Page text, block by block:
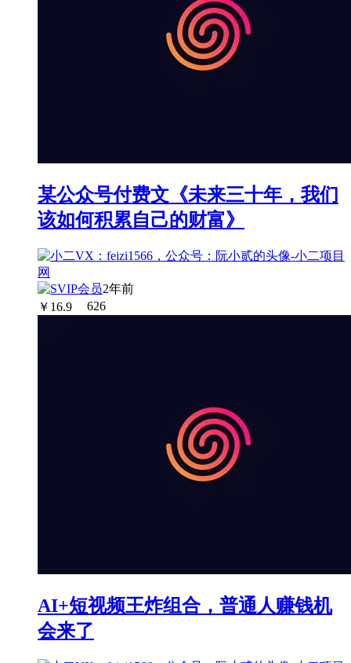
某公众号付费文《未来三十年，我们
该如何积累自己的财富》
2年前
￥ 16.9 626
AI+短视频王炸组合，普通人赚钱机
会来了